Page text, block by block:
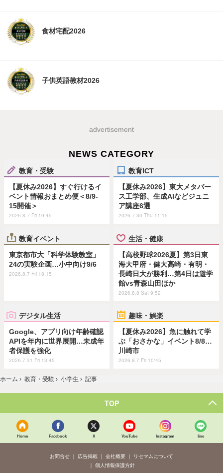
食材宅配2026
子供英語教材2026
advertisement
NEWS CATEGORY
教育・受験
【夏休み2026】すぐ行けるイ
ベント情報おまとめ便＜8/9-
15開催＞
2026.8.7 Fri 19:45
教育ICT
【夏休み2026】東大メタバー
ス工学部、生成AIなどジュニ
ア講座6選
2026.7.30 Thu 11:15
教育イベント
東京都市大「科学体験教室」
24の実験企画…小中向け9/6
2026.8.7 Fri 18:15
生活・健康
【高校野球2026夏】第3日東
海大甲府・健大高崎・有明・
長崎日大が勝利…第4日は遊学
館vs青森山田ほか
2026.8.8 Sat 9:52
デジタル生活
Google、アプリ向け年齢確認
APIを年内に世界展開…未成年
者保護を強化
2026.7.31 Fri 13:45
趣味・娯楽
【夏休み2026】魚に触れて学
ぶ「おさかな」イベント8/8…
川崎市
2026.8.7 Fri 10:45
ホーム › 教育・受験 › 小学生 › 記事
TOP
Home Facebook X YouTube Instagram line
お問合せ 広告掲載 会社概要
リセマムについて
個人情報保護方針